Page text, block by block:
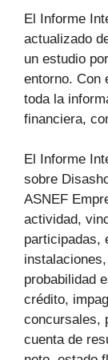
El Informe
actualizado
un estudio
entorno. Con
toda la
financiera,
El Informe
sobre
ASNEF
actividad,
participadas,
probabilidad
crédito,
concursales,
cuenta de